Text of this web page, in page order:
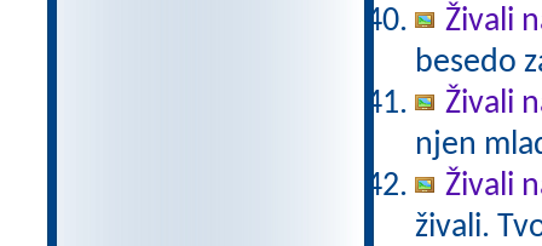
Živali
besedo
Živali
njen
Živali
živali.